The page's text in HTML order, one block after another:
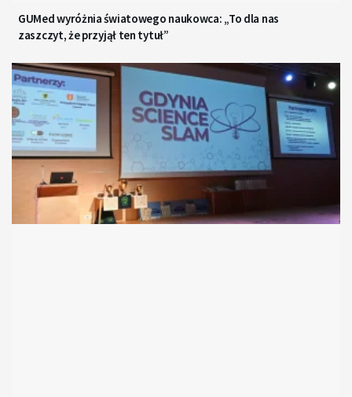
GUMed wyróżnia światowego naukowca: „To dla nas
zaszczyt, że przyjął ten tytuł”